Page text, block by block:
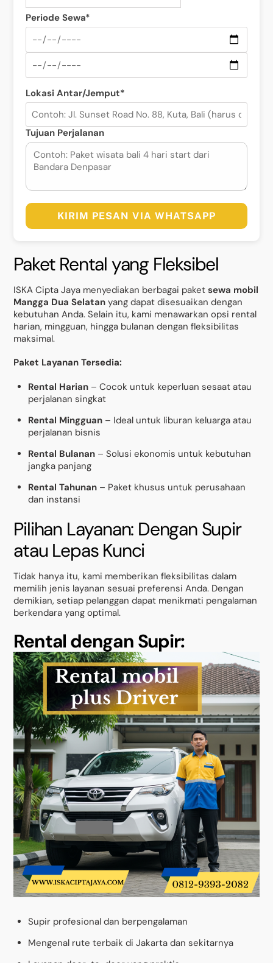
Periode Sewa*
Lokasi Antar/Jemput*
Tujuan Perjalanan
KIRIM PESAN VIA WHATSAPP
Paket Rental yang Fleksibel
ISKA Cipta Jaya menyediakan berbagai paketsewa mobil
Mangga Dua Selatan yang dapat disesuaikan dengan
kebutuhan Anda. Selain itu, kami menawarkan opsi rental
harian, mingguan, hingga bulanan dengan fleksibilitas
maksimal.
Paket Layanan Tersedia:
Rental Harian – Cocok untuk keperluan sesaat atau
perjalanan singkat
Rental Mingguan – Ideal untuk liburan keluarga atau
perjalanan bisnis
Rental Bulanan – Solusi ekonomis untuk kebutuhan
jangka panjang
Rental Tahunan – Paket khusus untuk perusahaan
dan instansi
Pilihan Layanan: Dengan Supir
atau Lepas Kunci
Tidak hanya itu, kami memberikan fleksibilitas dalam
memilih jenis layanan sesuai preferensi Anda. Dengan
demikian, setiap pelanggan dapat menikmati pengalaman
berkendara yang optimal.
Rental dengan Supir:
Supir profesional dan berpengalaman
Mengenal rute terbaik di Jakarta dan sekitarnya